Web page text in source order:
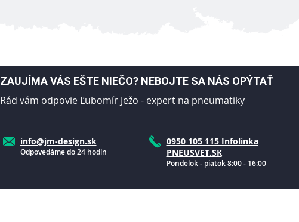
ZAUJÍMA VÁS EŠTE NIEČO? NEBOJTE SA NÁS OPÝTAŤ
Rád vám odpovie Ľubomír Ježo - expert na pneumatiky
info@jm-design.sk
Odpovedáme do 24 hodín
0950 105 115 Infolinka
PNEUSVET.SK
Pondelok - piatok 8:00 - 16:00